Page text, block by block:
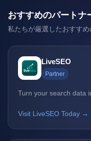
おすすめのパートナ
私たちが厳選したおすすめ
LiveSEO
Partner
Turn your search data
Visit LiveSEO Today →